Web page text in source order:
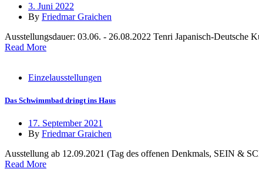
3. Juni 2022
By Friedmar Graichen
Ausstellungsdauer: 03.06. - 26.08.2022 Tenri Japanisch-
Read More
Einzelausstellungen
Das Schwimmbad dringt ins Haus
17. September 2021
By Friedmar Graichen
Ausstellung ab 12.09.2021 (Tag des offenen Denkmals, SEIN &
Read More